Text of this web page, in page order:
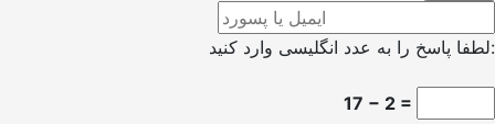
لطفا پاسخ را به عدد انگلیسی وارد کنید:
17 − 2 =